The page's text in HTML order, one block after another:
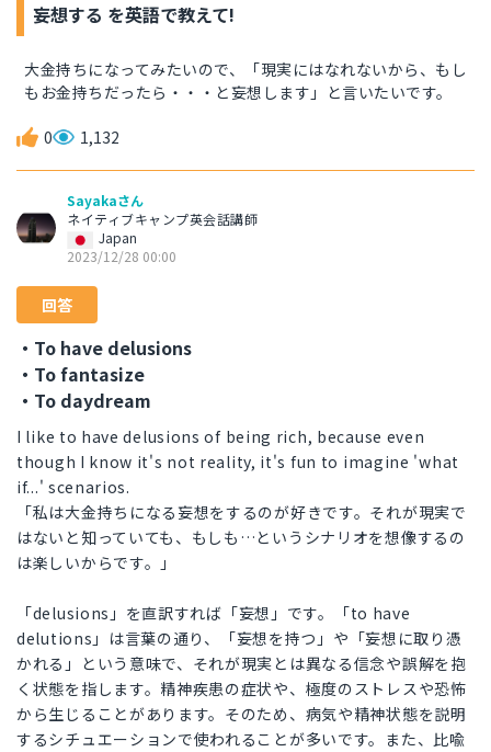
妄想する を英語で教えて!
大金持ちになってみたいので、「現実にはなれないから、もし
もお金持ちだったら・・・と妄想します」と言いたいです。
0 1,132
Sayakaさん
ネイティブキャンプ英会話講師
Japan
2023/12/28 00:00
回答
・To have delusions
・To fantasize
・To daydream
I like to have delusions of being rich, because even
though I know it's not reality, it's fun to imagine 'what
if...' scenarios.
「私は大金持ちになる妄想をするのが好きです。それが現実で
はないと知っていても、もしも…というシナリオを想像するの
は楽しいからです。」
「delusions」を直訳すれば「妄想」です。「to have
delutions」は言葉の通り、「妄想を持つ」や「妄想に取り憑
かれる」という意味で、それが現実とは異なる信念や誤解を抱
く状態を指します。精神疾患の症状や、極度のストレスや恐怖
から生じることがあります。そのため、病気や精神状態を説明
するシチュエーションで使われることが多いです。また、比喩